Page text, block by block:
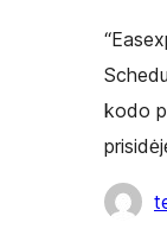
kodo
Autoriai